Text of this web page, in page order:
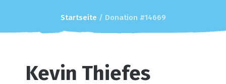
Startseite / Donation #14669
Kevin Thiefes